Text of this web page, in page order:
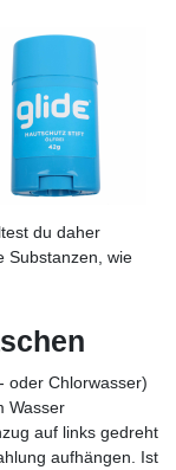
du daher
Substanzen, wie
oder Chlorwasser)
Wasser
auf links gedreht
aufhängen. Ist